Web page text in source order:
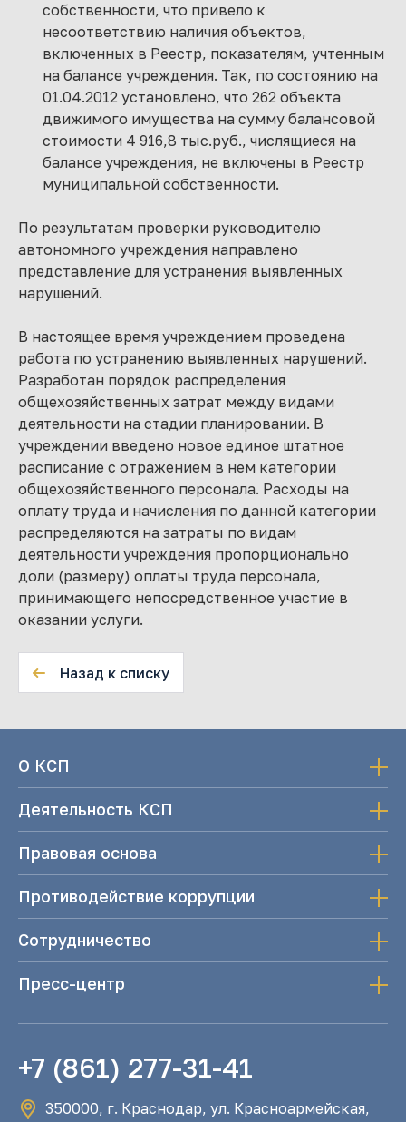
собственности, что привело к
несоответствию наличия объектов,
включенных в Реестр, показателям, учтенным
на балансе учреждения. Так, по состоянию на
01.04.2012 установлено, что 262 объекта
движимого имущества на сумму балансовой
стоимости 4 916,8 тыс.руб., числящиеся на
балансе учреждения, не включены в Реестр
муниципальной собственности.
По результатам проверки руководителю
автономного учреждения направлено
представление для устранения выявленных
нарушений.
В настоящее время учреждением проведена
работа по устранению выявленных нарушений.
Разработан порядок распределения
общехозяйственных затрат между видами
деятельности на стадии планировании. В
учреждении введено новое единое штатное
расписание с отражением в нем категории
общехозяйственного персонала. Расходы на
оплату труда и начисления по данной категории
распределяются на затраты по видам
деятельности учреждения пропорционально
доли (размеру) оплаты труда персонала,
принимающего непосредственное участие в
оказании услуги.
Назад к списку
О КСП
Деятельность КСП
Правовая основа
Противодействие коррупции
Сотрудничество
Пресс-центр
+7 (861) 277-31-41
350000, г. Краснодар, ул. Красноармейская,